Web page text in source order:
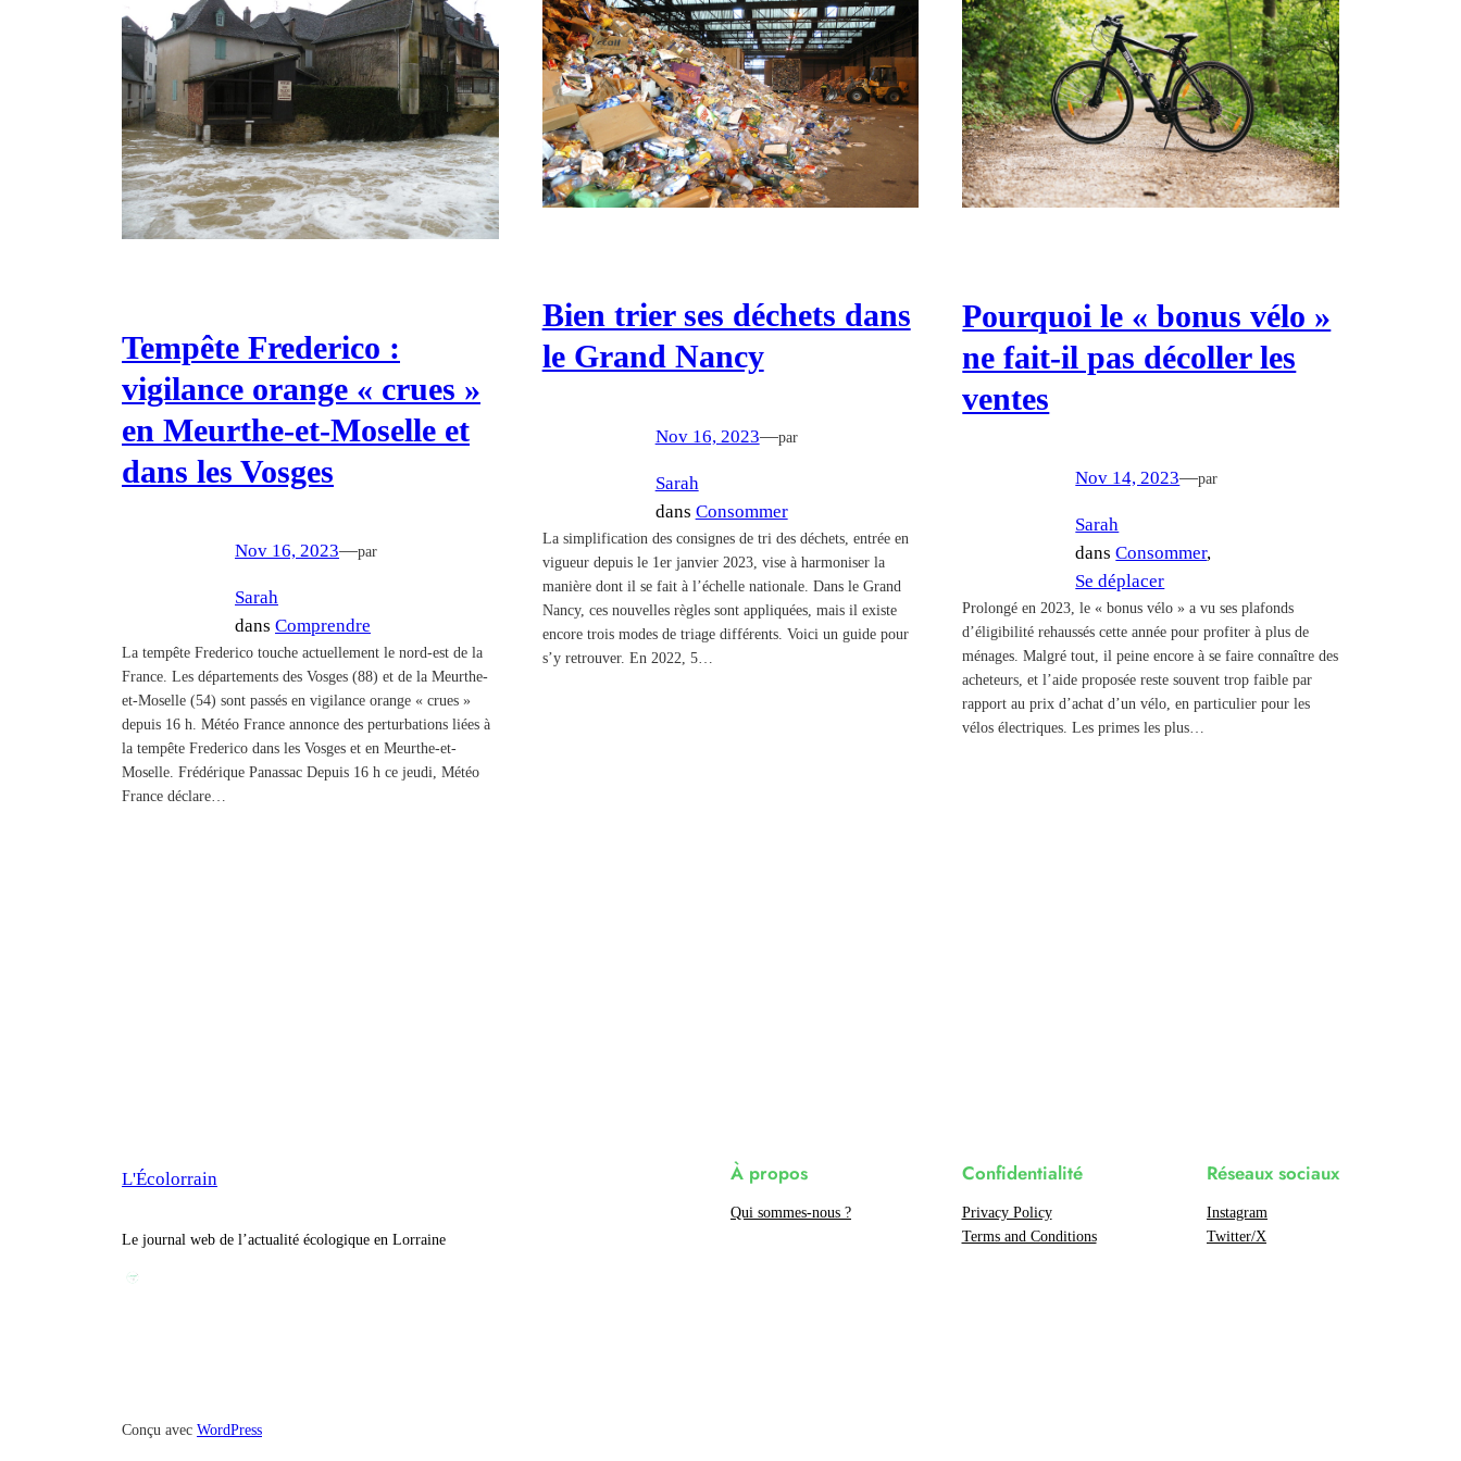
Tempête Frederico :
vigilance orange « crues »
en Meurthe-et-Moselle et
dans les Vosges
Nov 16, 2023—par
Sarah
dans Comprendre
La tempête Frederico touche actuellement le nord-est de la
France. Les départements des Vosges (88) et de la Meurthe-
et-Moselle (54) sont passés en vigilance orange « crues »
depuis 16 h. Météo France annonce des perturbations liées à
la tempête Frederico dans les Vosges et en Meurthe-et-
Moselle. Frédérique Panassac Depuis 16 h ce jeudi, Météo
France déclare…
Bien trier ses déchets dans
le Grand Nancy
Nov 16, 2023—par
Sarah
dans Consommer
La simplification des consignes de tri des déchets, entrée en
vigueur depuis le 1er janvier 2023, vise à harmoniser la
manière dont il se fait à l’échelle nationale. Dans le Grand
Nancy, ces nouvelles règles sont appliquées, mais il existe
encore trois modes de triage différents. Voici un guide pour
s’y retrouver. En 2022, 5…
Pourquoi le « bonus vélo »
ne fait-il pas décoller les
ventes
Nov 14, 2023—par
Sarah
dansConsommer
Se déplacer
Prolongé en 2023, le « bonus vélo » a vu ses plafonds
d’éligibilité rehaussés cette année pour profiter à plus de
ménages. Malgré tout, il peine encore à se faire connaître des
acheteurs, et l’aide proposée reste souvent trop faible par
rapport au prix d’achat d’un vélo, en particulier pour les
vélos électriques. Les primes les plus…
L'Écolorrain
Le journal web de l’actualité écologique en Lorraine
À propos
Qui sommes-nous ?
Confidentialité
Privacy Policy
Terms and Conditions
Réseaux sociaux
Instagram
Twitter/X
Conçu avec WordPress